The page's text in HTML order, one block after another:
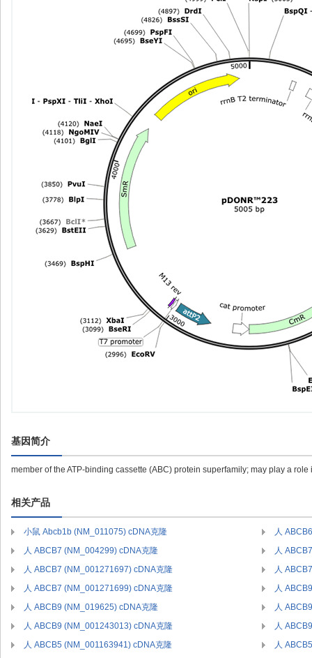
基因简介
member of the ATP-binding cassette (ABC) protein superfamily; may play a
相关产品
小鼠 Abcb1b (NM_011075) cDNA克隆
人
人 ABCB7 (NM_004299) cDNA克隆
人
人 ABCB7 (NM_001271697) cDNA克隆
人
人 ABCB7 (NM_001271699) cDNA克隆
人
人 ABCB9 (NM_019625) cDNA克隆
人
人 ABCB9 (NM_001243013) cDNA克隆
人
人 ABCB5 (NM_001163941) cDNA克隆
人